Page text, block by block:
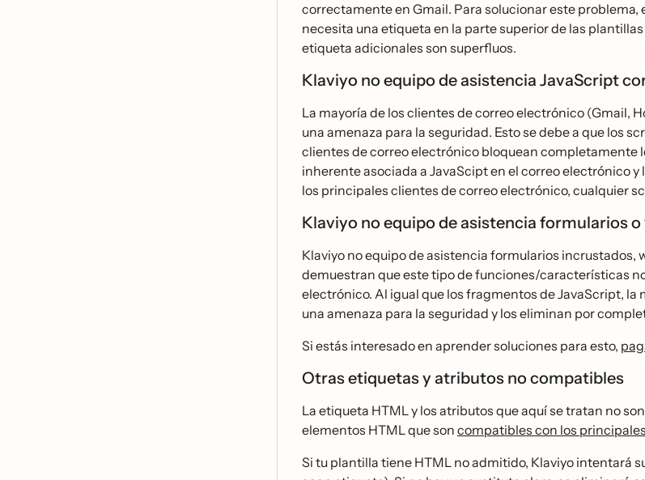
correctamente en Gmail. Para solucionar este
necesita una etiqueta en la parte superior de las
etiqueta adicionales son superfluos.
Klaviyo no equipo de asistencia JavaScript
La mayoría de los clientes de correo electrónico (Gmail,
una amenaza para la seguridad. Esto se debe a que los
clientes de correo electrónico bloquean completamente
inherente asociada a JavaScipt en el correo electrónico
los principales clientes de correo electrónico, cualquier
Klaviyo no equipo de asistencia formularios
Klaviyo no equipo de asistencia formularios incrustados,
demuestran que este tipo de funciones/características
electrónico. Al igual que los fragmentos de JavaScript,
una amenaza para la seguridad y los eliminan por
Si estás interesado en aprender soluciones para esto,
Otras etiquetas y atributos no compatibles
La etiqueta HTML y los atributos que aquí se tratan no
elementos HTML que son compatibles con los
Si tu plantilla tiene HTML no admitido, Klaviyo intentará